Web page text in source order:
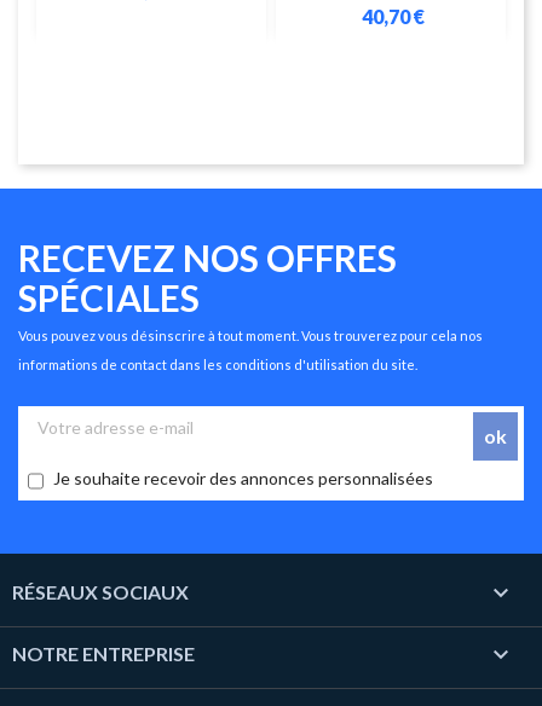
40,70 €
RECEVEZ NOS OFFRES
SPÉCIALES
Vous pouvez vous désinscrire à tout moment. Vous trouverez pour cela nos
informations de contact dans les conditions d'utilisation du site.
Je souhaite recevoir des annonces personnalisées
RÉSEAUX SOCIAUX 
NOTRE ENTREPRISE 